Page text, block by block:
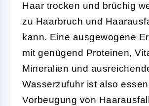
Haar trocken und brüchig
zu Haarbruch und
kann. Eine ausgewogene
mit genügend Proteinen,
Mineralien und
Wasserzufuhr ist also
Vorbeugung von